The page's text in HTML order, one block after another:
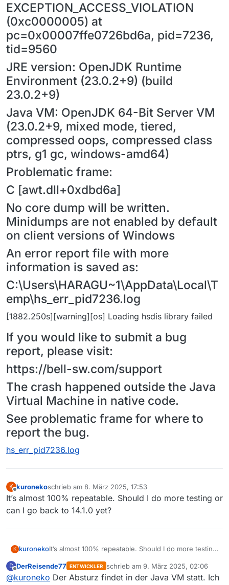
EXCEPTION_ACCESS_VIOLATION
(0xc0000005) at
pc=0x00007ffe0726bd6a, pid=7236,
tid=9560
JRE version: OpenJDK Runtime
Environment (23.0.2+9) (build
23.0.2+9)
Java VM: OpenJDK 64-Bit Server VM
(23.0.2+9, mixed mode, tiered,
compressed oops, compressed class
ptrs, g1 gc, windows-amd64)
Problematic frame:
C [awt.dll+0xdbd6a]
No core dump will be written.
Minidumps are not enabled by default
on client versions of Windows
An error report file with more
information is saved as:
C:\Users\HARAGU~1\AppData\Local\T
emp\hs_err_pid7236.log
[1882.250s][warning][os] Loading hsdis library failed
If you would like to submit a bug
report, please visit:
https://bell-sw.com/support
The crash happened outside the Java
Virtual Machine in native code.
See problematic frame for where to
report the bug.
hs_err_pid7236.log
K
Offline
kuronekoschrieb am 8. März 2025, 17:53
zuletzt editiert von
It’s almost 100% repeatable. Should I do more testing or
can I go back to 14.1.0 yet?
K kuronekoIt’s almost 100% repeatable. Should I do more testing
D
Offline
DerReisende77 ENTWICKLER schrieb am 9. März 2025, 02:06
zuletzt editiert von
@kuroneko Der Absturz findet in der Java VM statt. Ich